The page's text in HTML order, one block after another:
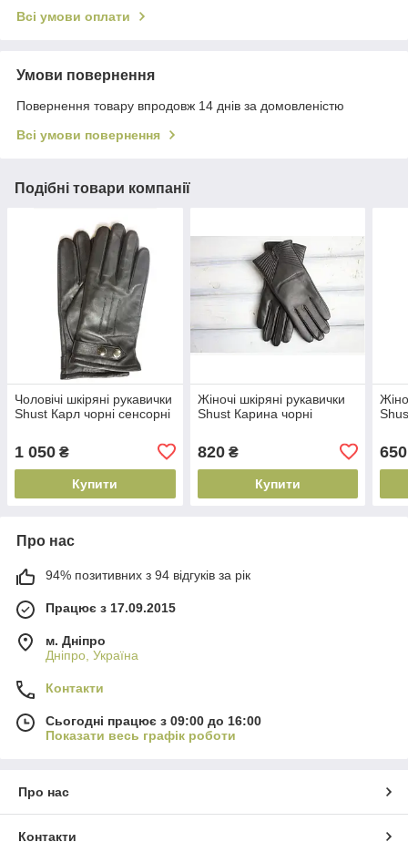
Всі умови оплати
Умови повернення
Повернення товару впродовж 14 днів за домовленістю
Всі умови повернення
Подібні товари компанії
Чоловічі шкіряні рукавички
Shust Карл чорні сенсорні
1 050 ₴
Купити
Жіночі шкіряні рукавички
Shust Карина чорні
820₴
Купити
650
Про нас
94% позитивних з 94 відгуків за рік
Працює з 17.09.2015
м. Дніпро
Дніпро, Україна
Контакти
Сьогодні працює з 09:00 до 16:00
Показати весь графік роботи
Про нас
Контакти